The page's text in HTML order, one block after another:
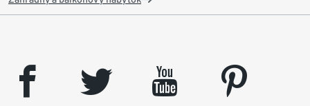
facebook twitter youtube
pinterest